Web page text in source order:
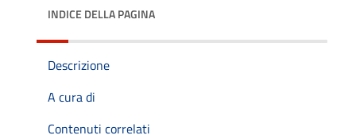
INDICE DELLA PAGINA
Descrizione
A cura di
Contenuti correlati